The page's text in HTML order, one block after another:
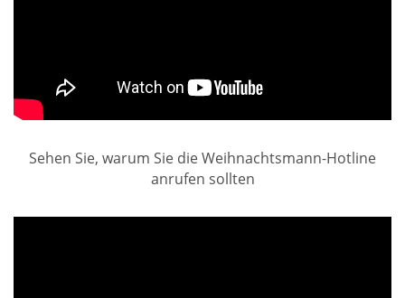
Sehen Sie, warum Sie die Weihnachtsmann-Hotline
anrufen sollten